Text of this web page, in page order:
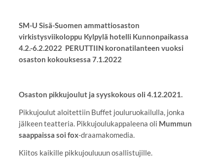
SM-U Sisä-Suomen ammattiosaston
virkistysviikoloppu Kylpylä hotelli Kunnonpaikassa
4.2.-6.2.2022 PERUTTIIN koronatilanteen vuoksi
osaston kokouksessa 7.1.2022
Osaston pikkujoulut ja syyskokous oli 4.12.2021.
Pikkujoulut aloitettiin Buffet jouluruokailulla, jonka
jälkeen teatteria. Pikkujoulukappaleena oli Mummun
saappaissa soi fox-draamakomedia.
Kiitos kaikille pikkujouluuun osallistujille.